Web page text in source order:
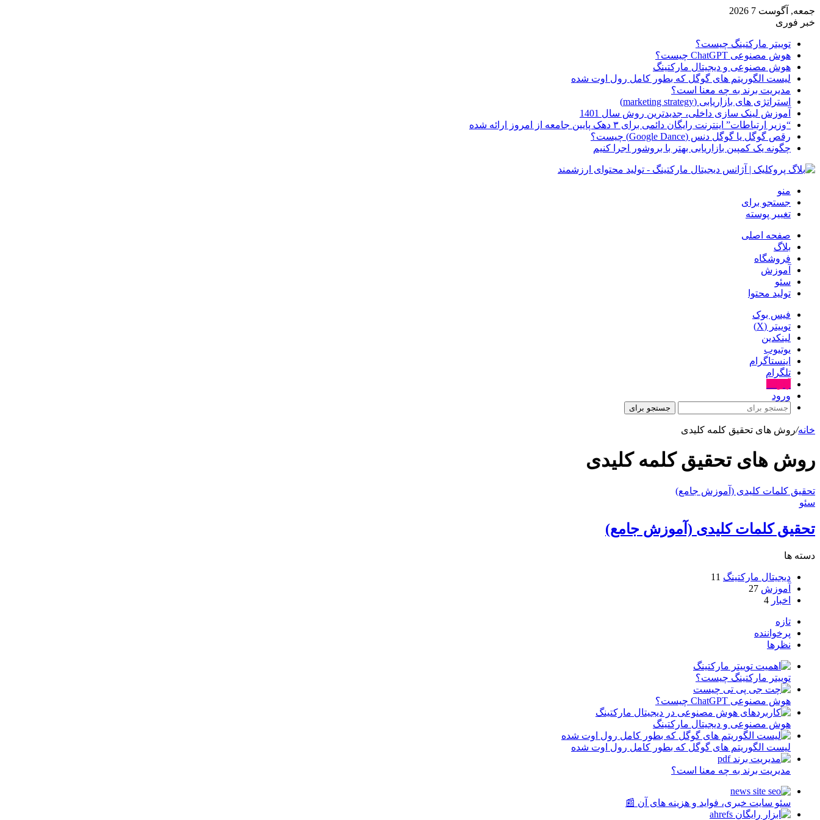
جمعه, آگوست 7 2026
خبر فوری
توییتر مارکتینگ چیست؟
هوش مصنوعی ChatGPT چیست؟
هوش مصنوعی و دیجیتال مارکتینگ
لیست الگوریتم های گوگل که بطور کامل رول اوت شده
مدیریت برند به چه معنا است؟
استراتژی های بازاریابی (marketing strategy)
آموزش لینک سازی داخلی، جدیدترین روش سال 1401
“وزیر ارتباطات” اینترنت رایگان دائمی برای ۳ دهک پایین جامعه از امروز ارائه شده
رقص گوگل یا گوگل دنس (Google Dance) چیست؟
چگونه یک کمپین بازاریابی بهتر با بروشور اجرا کنیم
منو
جستجو برای
تغییر پوسته
صفحه اصلی
بلاگ
فروشگاه
آموزش
سئو
تولید محتوا
فیس بوک
توییتر (X)
لینکدین
یوتیوب
اینستاگرام
تلگرام
ورود
جستجو برای
خانه/روش های تحقیق کلمه کلیدی
روش های تحقیق کلمه کلیدی
تحقیق کلمات کلیدی (آموزش جامع)
سئو
تحقیق کلمات کلیدی (آموزش جامع)
دسته ها
دیجیتال مارکتینگ 11
آموزش 27
اخبار 4
تازه
پرخواننده
نظرها
توییتر مارکتینگ چیست؟
هوش مصنوعی ChatGPT چیست؟
هوش مصنوعی و دیجیتال مارکتینگ
لیست الگوریتم های گوگل که بطور کامل رول اوت شده
مدیریت برند به چه معنا است؟
سئو سایت خبری، فواید و هزینه های آن 📰